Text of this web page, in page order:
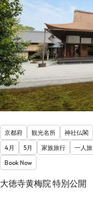
京都府 観光名所 神社仏閣
4月
5月 家族旅行 一人旅
Book Now
大徳寺黄梅院 特別公開